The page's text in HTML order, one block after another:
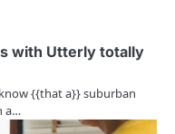
with Utterly totally
{{that a}} suburban
a…